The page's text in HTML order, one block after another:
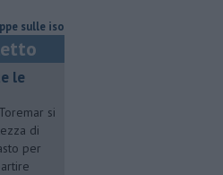
isole toscane
le
si
di
per